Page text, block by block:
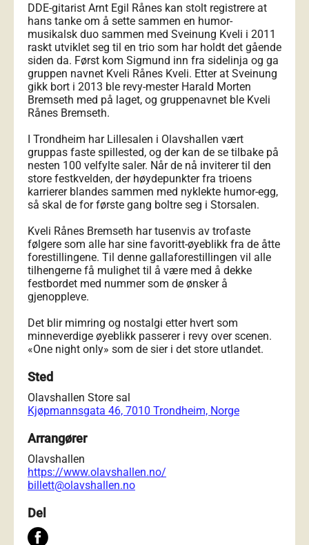
DDE-gitarist Arnt Egil Rånes kan stolt registrere at
hans tanke om å sette sammen en humor-
musikalsk duo sammen med Sveinung Kveli i 2011
raskt utviklet seg til en trio som har holdt det gående
siden da. Først kom Sigmund inn fra sidelinja og ga
gruppen navnet Kveli Rånes Kveli. Etter at Sveinung
gikk bort i 2013 ble revy-mester Harald Morten
Bremseth med på laget, og gruppenavnet ble Kveli
Rånes Bremseth.
I Trondheim har Lillesalen i Olavshallen vært
gruppas faste spillested, og der kan de se tilbake på
nesten 100 velfylte saler. Når de nå inviterer til den
store festkvelden, der høydepunkter fra trioens
karrierer blandes sammen med nyklekte humor-egg,
så skal de for første gang boltre seg i Storsalen.
Kveli Rånes Bremseth har tusenvis av trofaste
følgere som alle har sine favoritt-øyeblikk fra de åtte
forestillingene. Til denne gallaforestillingen vil alle
tilhengerne få mulighet til å være med å dekke
festbordet med nummer som de ønsker å
gjenoppleve.
Det blir mimring og nostalgi etter hvert som
minneverdige øyeblikk passerer i revy over scenen.
«One night only» som de sier i det store utlandet.
Sted
Olavshallen Store sal
Kjøpmannsgata 46, 7010 Trondheim, Norge
Arrangører
Olavshallen
https://www.olavshallen.no/
billett@olavshallen.no
Del